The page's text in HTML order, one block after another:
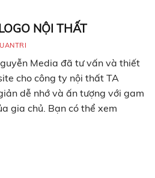
NỘI THẤT
Media đã tư vấn và thiết
cho công ty nội thất TA
dễ nhớ và ấn tượng với gam
gia chủ. Bạn có thể xem